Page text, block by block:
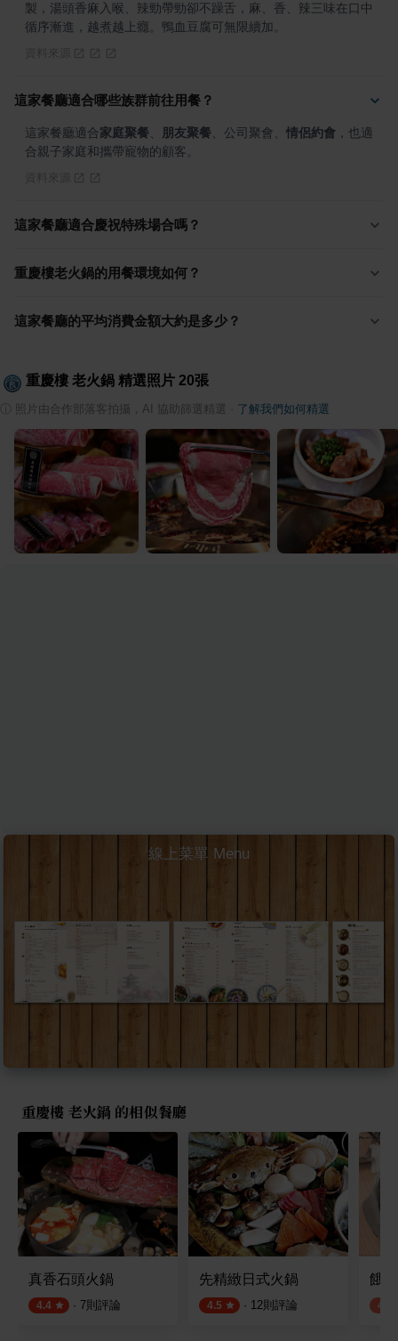
製，湯頭香麻入喉、辣勁帶勁卻不躁舌，麻、香、辣三味在口中
循序漸進，越煮越上癮。鴨血豆腐可無限續加。
這家餐廳適合哪些族群前往用餐？
這家餐廳適合家庭聚餐 朋友聚餐 、公司聚會、 情侶約會 ，也適
合親子家庭和攜帶寵物的顧客。
這家餐廳適合慶祝特殊場合嗎？
重慶樓老火鍋的用餐環境如何？
這家餐廳的平均消費金額大約是多少？
重慶樓 老火鍋 精選照片 20張
照片由合作部落客拍攝，AI 協助篩選精選 了解我們如何精選
線上菜單 Menu
重慶樓 老火鍋 的相似餐廳
真香石頭火鍋
4.4 · 7則評論
先精緻日式火鍋
4.5 · 12則評論
餓
4.0